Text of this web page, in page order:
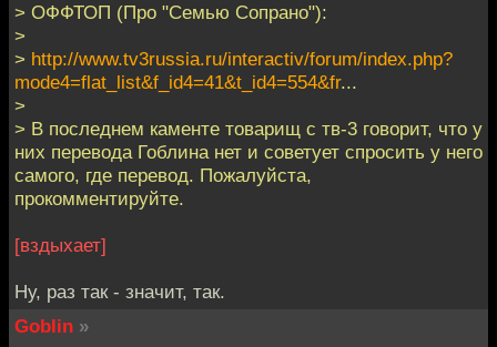
> ОФФТОП (Про "Семью Сопрано"):
>
> http://www.tv3russia.ru/interactiv/forum/index.php?
mode4=flat_list&f_id4=41&t_id4=554&fr...
>
> В последнем каменте товарищ с тв-3 говорит, что у
них перевода Гоблина нет и советует спросить у него
самого, где перевод. Пожалуйста,
прокомментируйте.
[вздыхает]
Ну, раз так - значит, так.
Goblin »